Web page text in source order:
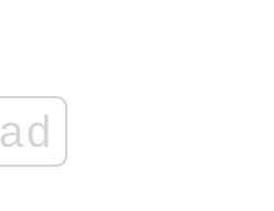
ad